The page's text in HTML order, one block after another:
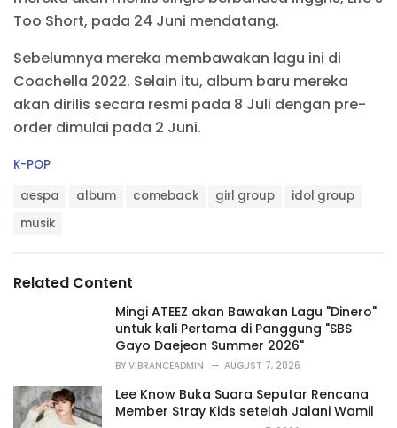
Too Short, pada 24 Juni mendatang.
Sebelumnya mereka membawakan lagu ini di
Coachella 2022. Selain itu, album baru mereka
akan dirilis secara resmi pada 8 Juli dengan pre-
order dimulai pada 2 Juni.
C
i
e
K-POP
aespa album comeback girl group
idol group
musik
Related Content
Mingi ATEEZ akan Bawakan Lagu "Dinero"
untuk kali Pertama di Panggung "SBS
Gayo Daejeon Summer 2026"
BY VIBRANCEADMIN AUGUST 7, 2026
Lee Know Buka Suara Seputar Rencana
Member Stray Kids setelah Jalani Wamil